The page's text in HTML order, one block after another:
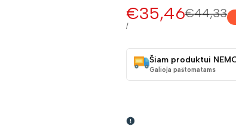
Įprasta
€44,33
Pardavimo
kaina
€35,46
VIENETO
/
Šiam produktui
Galioja paštomatams